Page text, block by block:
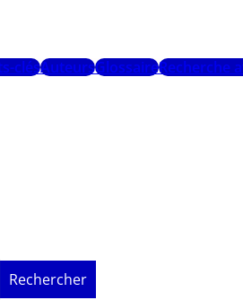
clésAuteursGlossaireRecherche
Rechercher